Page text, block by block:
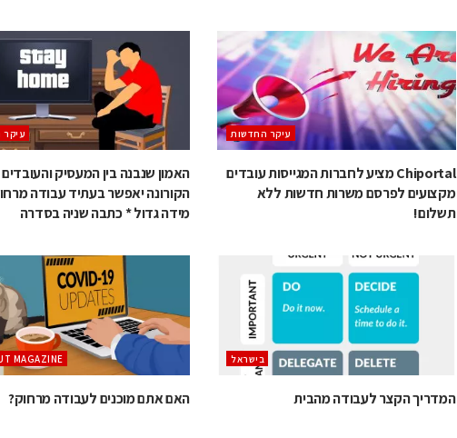
עיקר החדשות
Chiportal מציע לחברות המגייסות עובדים
מקצועים לפרסם משרות חדשות ללא
תשלום!
האמון שנבנה בין המעסיק
הקורונה יאפשר בעתיד עבודה
מידה גדול * כתבה שניה בסדרה
בישראל
המדריך הקצר לעבודה מהבית
MAGAZINE
האם אתם מוכנים לעבודה מרחוק?